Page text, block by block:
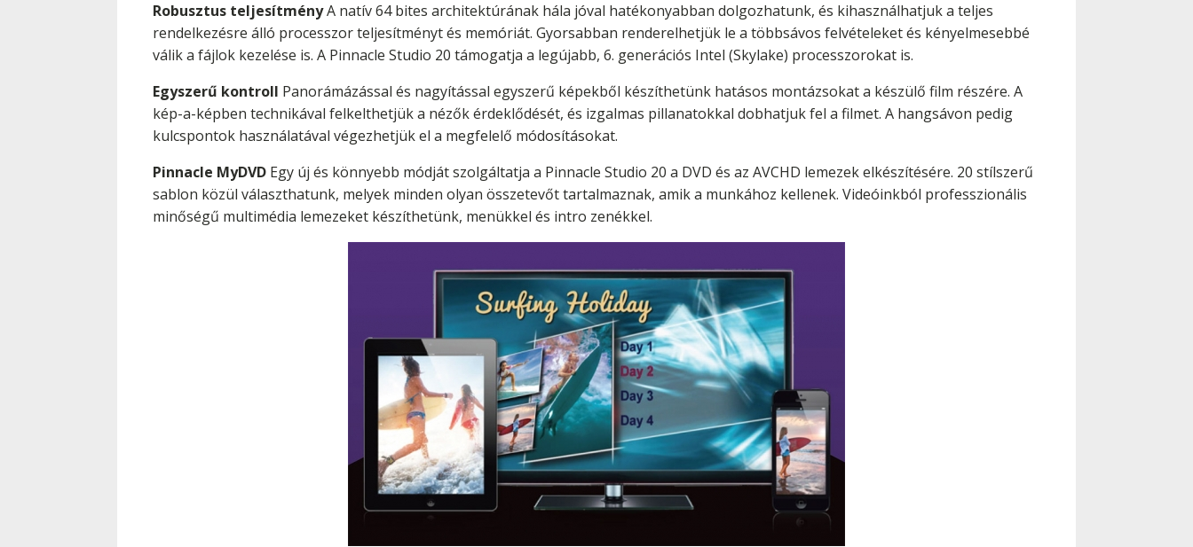
Robusztus teljesítményA natív 64 bites architektúrának hála jóval hatékonyabban dolgozhatunk, és kihasználhatjuk a teljes
rendelkezésre álló processzor teljesítményt és memóriát. Gyorsabban renderelhetjük le a többsávos felvételeket és kényelmesebbé
válik a fájlok kezelése is. A Pinnacle Studio 20 támogatja a legújabb, 6. generációs Intel (Skylake) processzorokat is.
Egyszerű kontroll Panorámázással és nagyítással egyszerű képekből készíthetünk hatásos montázsokat a készülő film részére. A
kép-a-képben technikával felkelthetjük a nézők érdeklődését, és izgalmas pillanatokkal dobhatjuk fel a filmet. A hangsávon pedig
kulcspontok használatával végezhetjük el a megfelelő módosításokat.
Pinnacle MyDVD Egy új és könnyebb módját szolgáltatja a Pinnacle Studio 20 a DVD és az AVCHD lemezek elkészítésére. 20 stílszerű
sablon közül választhatunk, melyek minden olyan összetevőt tartalmaznak, amik a munkához kellenek. Videóinkból professzionális
minőségű multimédia lemezeket készíthetünk, menükkel és intro zenékkel.